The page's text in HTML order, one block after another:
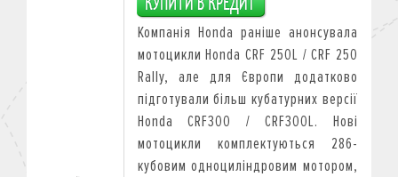
Компанія Honda раніше анонсувала
мотоцикли Honda CRF 250L / CRF 250
Rally, але для Європи додатково
підготували більш кубатурних версії
Honda CRF300 / CRF300L. Нові
мотоцикли комплектуються 286-
кубовим одноциліндровим мотором,